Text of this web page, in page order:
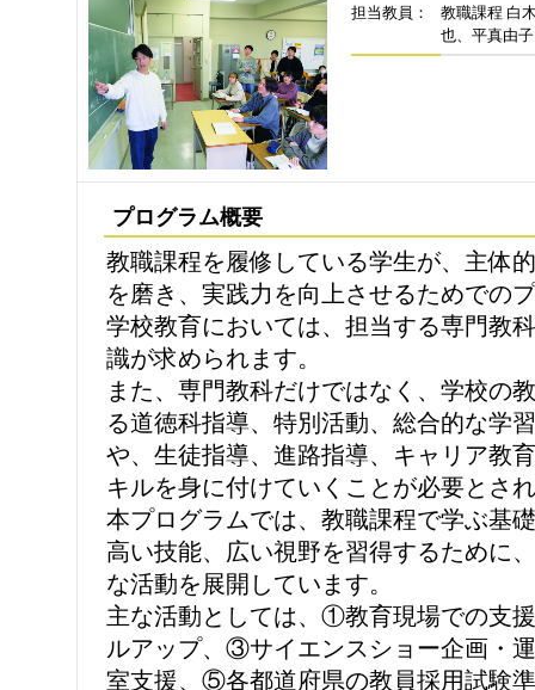
担当教員：
教職課程 白
也、平真由子
プログラム概要
教職課程を履修している学生が、主体
を磨き、実践力を向上させるためでの
学校教育においては、担当する専門教
識が求められます。
また、専門教科だけではなく、学校の
る道徳科指導、特別活動、総合的な学
や、生徒指導、進路指導、キャリア教
キルを身に付けていくことが必要とさ
本プログラムでは、教職課程で学ぶ基
高い技能、広い視野を習得するために
な活動を展開しています。
主な活動としては、①教育現場での支
ルアップ、③サイエンスショー企画・
室支援、⑤各都道府県の教員採用試験